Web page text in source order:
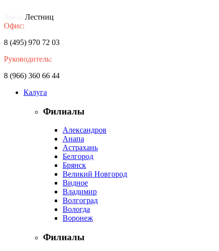
Лестниц
Офис:
8 (495) 970 72 03
Руководитель:
8 (966) 360 66 44
Калуга
Филиалы
Александров
Анапа
Астрахань
Белгород
Брянск
Великий Новгород
Видное
Владимир
Волгоград
Вологда
Воронеж
Филиалы